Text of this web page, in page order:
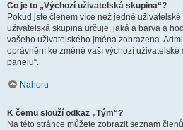
Co je to „Výchozí uživatelská skupina“?
Pokud jste členem více než jedné
uživatelská skupina určuje, jaká a barva a
vašeho uživatelského jména zobrazena.
oprávnění ke změně vaší výchozí uživatelské
panelu“.
Nahoru
K čemu slouží odkaz „Tým“?
Na této stránce můžete zobrazit seznam